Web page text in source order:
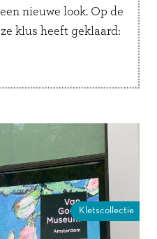
nieuwe look. Op de
klus heeft geklaard:
Kletscollectie